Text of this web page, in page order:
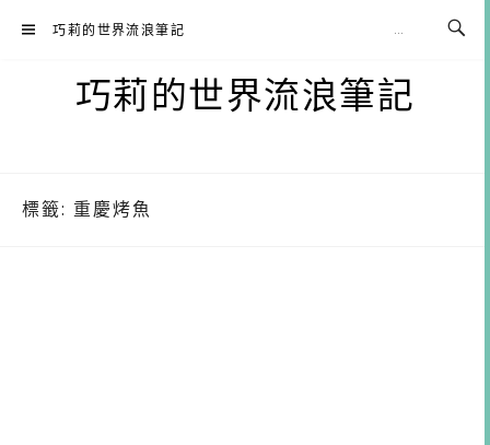
巧莉的世界流浪筆記
巧莉的世界流浪筆記
標籤: 重慶烤魚